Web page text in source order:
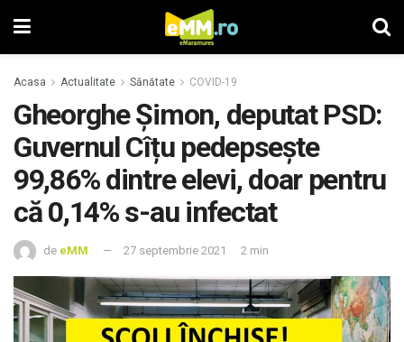
Acasa Actualitate Sănătate COVID-19
Gheorghe Șimon, deputat PSD:
Guvernul Cîțu pedepsește
99,86% dintre elevi, doar pentru
că 0,14% s-au infectat
de eMM 27 septembrie 2021 2 min